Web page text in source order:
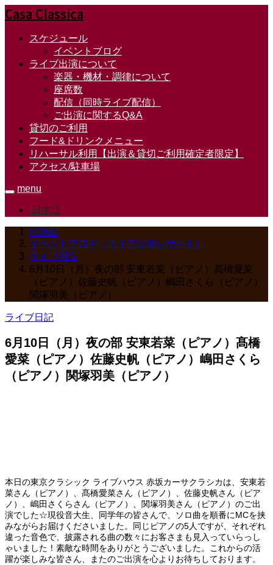
Casa Classica
スケジュール
イベントブログ
ライブ出演について
楽器・機材・調律について
座席数
配信（同時ライブ配信）
ご出演に関するQ&A
貸切のご利用
フード&ドリンクメニュー
リハーサル利用【出演＆貸切ご利用確定者限定】
アクセス/駐車場
menu
日本語
HOME
イベントブログ（ライブ公演レポート）
ライブ日記
6月10日（月）夜の部 安東若菜（ピアノ）髙橋愛菜
（ピアノ）佐藤史帆（ピアノ）嶋田さくら（ピアノ）
関塚羽美（ピアノ）
ライブ日記
6月10日（月）夜の部 安東若菜（ピアノ）髙橋
愛菜（ピアノ）佐藤史帆（ピアノ）嶋田さくら
（ピアノ）関塚羽美（ピアノ）
本日の東京クラシック ライブハウス 赤坂カーサクラシカは、安東若
菜さん（ピアノ）、髙橋愛菜さん（ピアノ）、佐藤史帆さん（ピア
ノ）、嶋田さくらさん（ピアノ）、関塚羽美さん（ピアノ）のご出
演でした☆現役音大生、同学年の皆さんで、ソロ曲を順番にMCを挟
みながらお届けくださいました。同じピアノの5人ですが、それぞれ
違った音色で、披露される曲の数々にお客さまも見入っていらっし
ゃいました！素敵な時間をありがとうございました。これからの活
躍が楽しみな皆さん、またのご出演を心よりお待ちしております。